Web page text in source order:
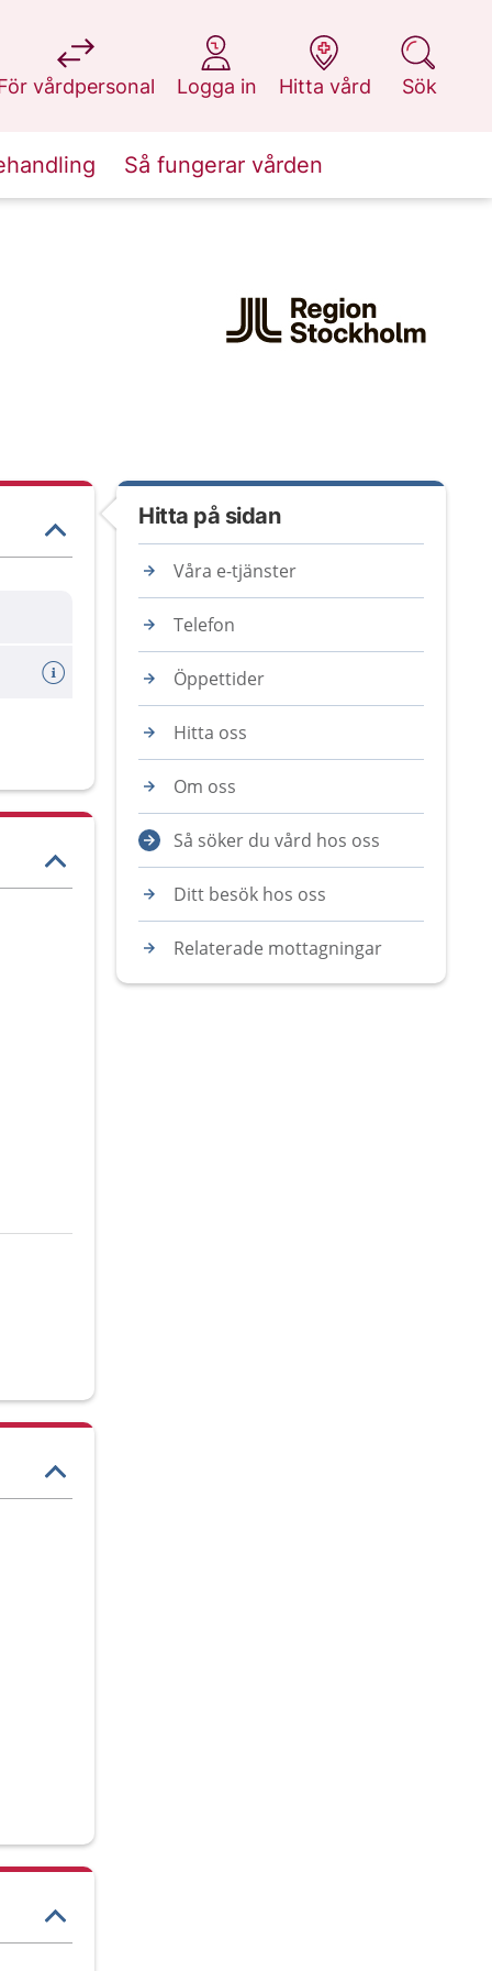
vårdpersonal
på 1177.se
Logga in
på 1177.se
Hitta vård
på 1177.se
Sök
på 1177.se
Så fungerar vården
Hitta på sidan
Våra e-tjänster
Telefon
Öppettider
Hitta oss
Om oss
Så söker du vård hos oss
Ditt besök hos oss
Relaterade mottagningar